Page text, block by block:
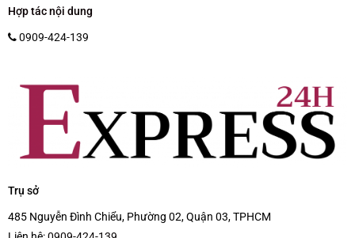
Hợp tác nội dung
0909-424-139
Trụ sở
485 Nguyễn Đình Chiểu, Phường 02, Quận 03, TPHCM